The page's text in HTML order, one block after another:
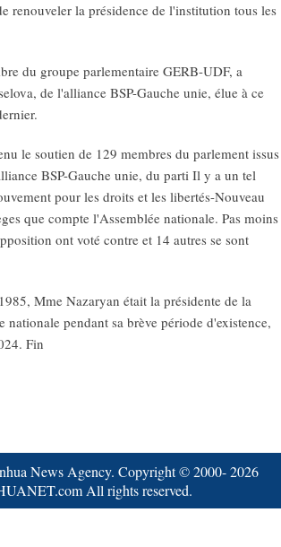
renouveler la présidence de l'institution tous les
du groupe parlementaire GERB-UDF, a
de l'alliance BSP-Gauche unie, élue à ce
le soutien de 129 membres du parlement issus
BSP-Gauche unie, du parti Il y a un tel
pour les droits et les libertés-Nouveau
que compte l'Assemblée nationale. Pas moins
ont voté contre et 14 autres se sont
Mme Nazaryan était la présidente de la
nationale pendant sa brève période d'existence,
Fin
News Agency. Copyright © 2000-2026
All rights reserved.